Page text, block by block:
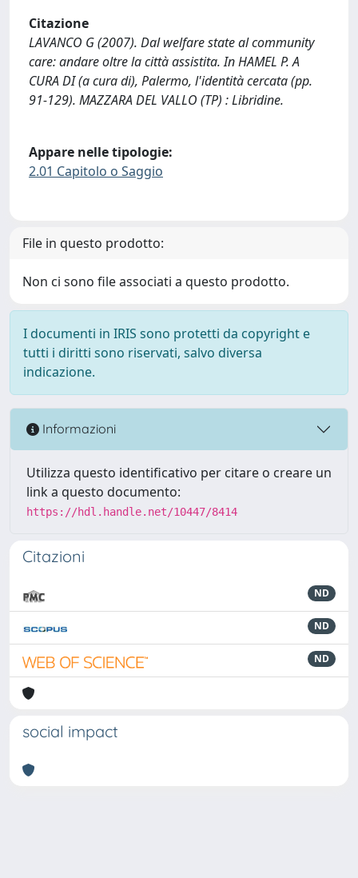
Citazione
LAVANCO G (2007). Dal welfare state al community
care: andare oltre la città assistita. In HAMEL P. A
CURA DI (a cura di), Palermo, l'identità cercata (pp.
91-129). MAZZARA DEL VALLO (TP) : Libridine.
Appare nelle tipologie:
2.01 Capitolo o Saggio
File in questo prodotto:
Non ci sono file associati a questo prodotto.
I documenti in IRIS sono protetti da copyright e
tutti i diritti sono riservati, salvo diversa
indicazione.
Informazioni
Utilizza questo identificativo per citare o creare un
link a questo documento:
https://hdl.handle.net/10447/8414
Citazioni
ND
ND
ND
social impact